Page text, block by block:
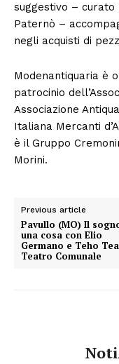
suggestivo – curato
Paternò –
negli acquisti di
Modenantiquaria è
patrocinio
Associazione
Italiana Mercanti
è il Gruppo
Morini.
Previous article
Pavullo (MO) Il
una cosa con Elio
Germano e Teho
Teatro Comunale